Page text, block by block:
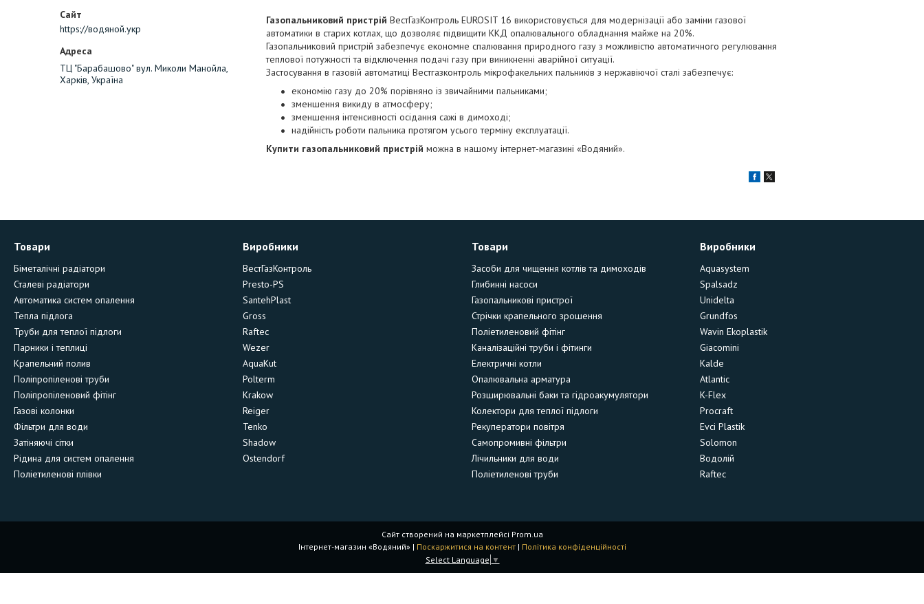
https://водяной.укр
ТЦ "Барабашово" вул. Миколи Манойла,
Харків, Україна
Газопальниковий пристрій ВестГазКонтроль EUROSIT 16 використовується для модернізації або заміни газової
автоматики в старих котлах, що дозволяє підвищити ККД опалювального обладнання майже на 20%.
Газопальниковий пристрій забезпечує економне спалювання природного газу з можливістю автоматичного регулювання
теплової потужності та відключення подачі газу при виникненні аварійної ситуації.
Застосування в газовій автоматиці Вестгазконтроль мікрофакельних пальників з нержавіючої сталі забезпечує:
економію газу до 20% порівняно із звичайними пальниками;
зменшення викиду в атмосферу;
зменшення інтенсивності осідання сажі в димоході;
надійність роботи пальника протягом усього терміну експлуатації.
Купити газопальниковий пристрій можна в нашому інтернет-магазині «Водяний».
Товари
Біметалічні радіатори
Сталеві радіатори
Автоматика систем опалення
Тепла підлога
Труби для теплої підлоги
Парники і теплиці
Крапельний полив
Поліпропіленові труби
Поліпропіленовий фітінг
Газові колонки
Фільтри для води
Затіняючі сітки
Рідина для систем опалення
Поліетиленові плівки
Виробники
ВестГазКонтроль
Presto-PS
SantehPlast
Gross
Raftec
Wezer
AquaKut
Polterm
Krakow
Reiger
Tenko
Shadow
Ostendorf
Товари
Засоби для чищення котлів та димоходів
Глибинні насоси
Газопальникові пристрої
Стрічки крапельного зрошення
Поліетиленовий фітінг
Каналізаційні труби і фітинги
Електричні котли
Опалювальна арматура
Розширювальні баки та гідроакумулятори
Колектори для теплої підлоги
Рекуператори повітря
Самопромивні фільтри
Лічильники для води
Поліетиленові труби
Виробники
Aquasystem
Spalsadz
Unidelta
Grundfos
Wavin Ekoplastik
Giacomini
Kalde
Atlantic
K-Flex
Procraft
Evci Plastik
Solomon
Водолій
Raftec
Сайт створений на маркетплейсі Prom.ua
Інтернет-магазин «Водяний» | Поскаржитися на контент | Політика конфіденційності
Select Language ▼